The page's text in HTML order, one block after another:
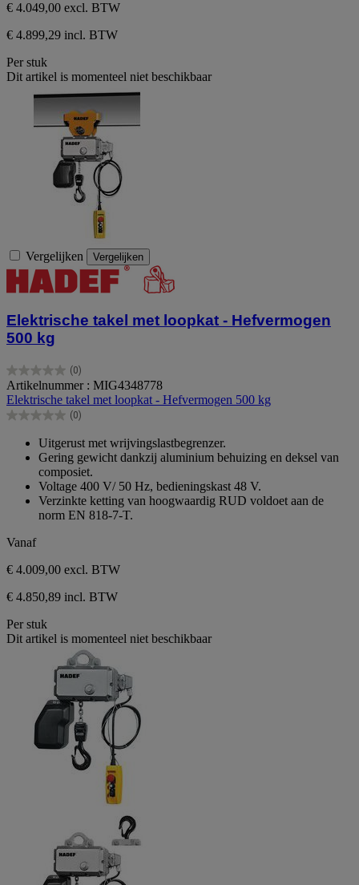
€ 4.049,00 excl. BTW
€ 4.899,29 incl. BTW
Per stuk
Dit artikel is momenteel niet beschikbaar
Vergelijken Vergelijken
Elektrische takel met loopkat - Hefvermogen
500 kg
(0)
0.0
van
de
5
Artikelnummer : MIG4348778
Elektrische takel met loopkat - Hefvermogen 500 kg
(0)
0.0
sterren.
Uitgerust met wrijvingslastbegrenzer.
Gering gewicht dankzij aluminium behuizing en deksel van
composiet.
Voltage 400 V/ 50 Hz, bedieningskast 48 V.
Verzinkte ketting van hoogwaardig RUD voldoet aan de
norm EN 818-7-T.
Vanaf
€ 4.009,00 excl. BTW
€ 4.850,89 incl. BTW
Per stuk
Dit artikel is momenteel niet beschikbaar